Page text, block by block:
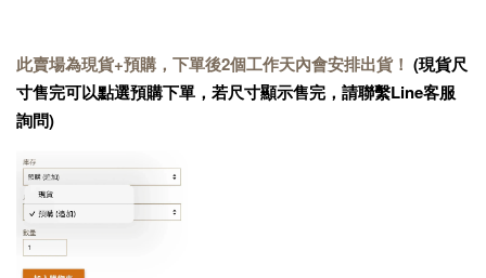
此賣場為現貨+預購，下單後2個工作天內會安排出貨！ (現貨尺
寸售完可以點選預購下單，若尺寸顯示售完，請聯繫Line客服
詢問)